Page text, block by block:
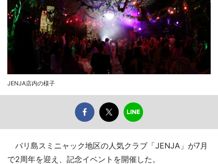
JENJA店内の様子
バリ島スミニャック地区の人気クラブ「JENJA」が7月
で2周年を迎え、記念イベントを開催した。